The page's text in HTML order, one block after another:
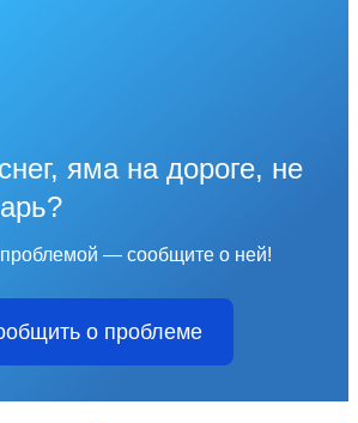
яма на дороге, не
проблемой — сообщите о ней!
о проблеме